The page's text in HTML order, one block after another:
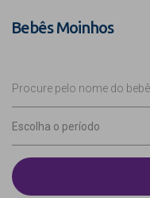
Bebês Moinhos
Procure pelo nome do
Escolha o período